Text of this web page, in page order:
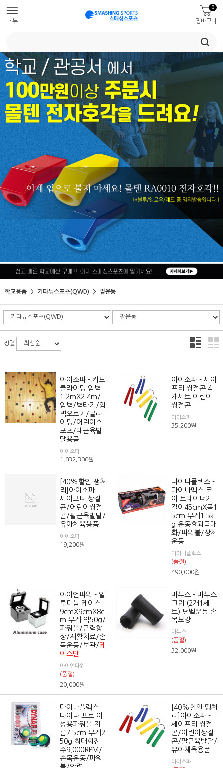
메뉴 장바구니
0
학교용품 기타뉴스포츠(QWD) 팔운동
정렬
아이소파 - 키드
클라이밍 암벽
1.2mX2.4m/
암벽/벽타기/암
벽오르기/클라
이밍/어린이스
포츠/대근육발
달용품
아이소파
1,032,300원
아이소파 - 세이
프티 쌍절곤 4
개세트 어린이
쌍절곤
아이소파
35,200원
[40%할인 땡처
리]아이소파 -
세이프티 쌍절
곤/어린이쌍절
곤/팔근육발달/
유아체육용품
아이소파
19,200원
다이나플렉스 -
다이나맥스 코
어 트레이너2
길이45cmX폭1
5cm 무게1.5k
g 운동효과극대
화/파워볼/상체
운동
다이나플렉스
(품절)
490,000원
아이언파워 - 알
루미늄 케이스
9cmX9cmX8c
m 무게 약50g/
파워볼/근력향
상/재활치료/손
목운동/보관/케
이스만
아이언파워
(품절)
20,000원
마누스 - 마누스
그립 (2개1세
트) 덤벨운동 손
목보강
마누스
(품절)
32,000원
다이나플렉스 -
다이나 프로 여
성용파워볼 지
름7.5cm 무게2
50g 최대회전
수9,000RPM/
손목운동/파워
볼/악력
[40%할인 땡처
리]아이소파 -
세이프티 쌍절
곤/어린이쌍절
곤/팔근육발달/
유아체육용품
아이소파